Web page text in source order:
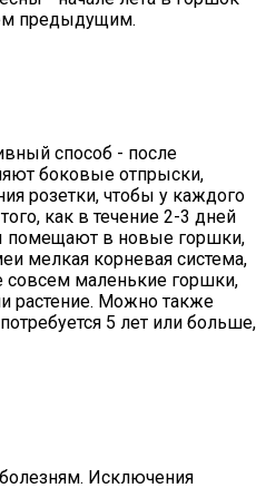
предыдущим.
способ - после
боковые отпрыски,
розетки, чтобы у каждого
как в течение 2-3 дней
помещают в новые горшки,
мелкая корневая система,
маленькие горшки,
Можно также
5 лет или больше,
Исключения